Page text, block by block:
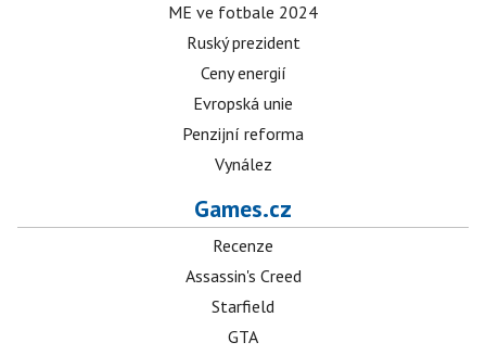
ME ve fotbale 2024
Ruský prezident
Ceny energií
Evropská unie
Penzijní reforma
Vynález
Games.cz
Recenze
Assassin's Creed
Starfield
GTA